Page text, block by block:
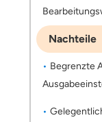
Nachteile
Begrenzte